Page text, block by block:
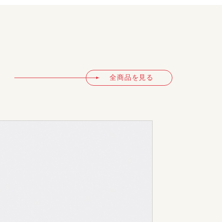
全商品を見る